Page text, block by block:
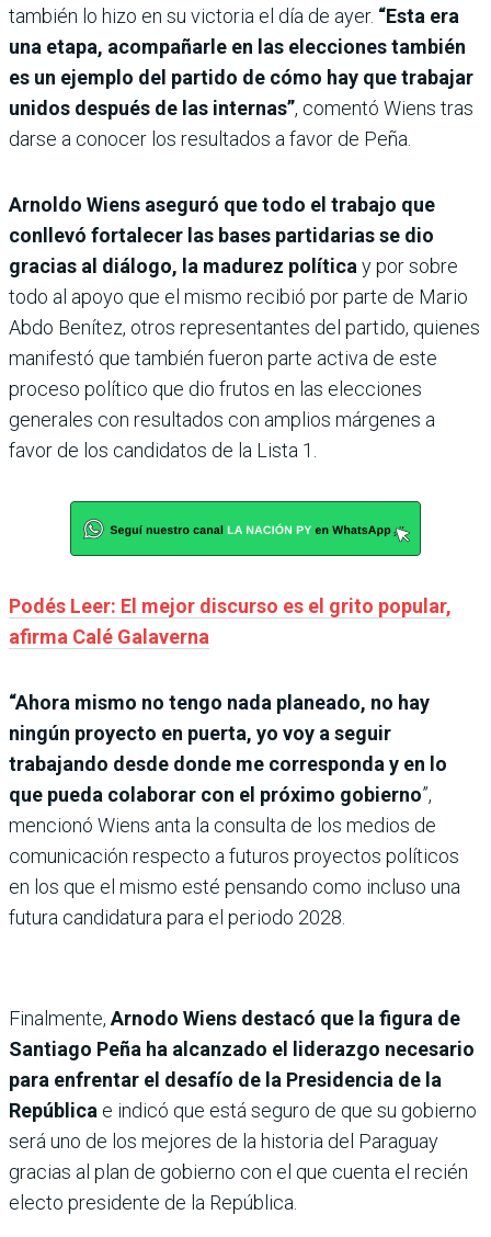
también lo hizo en su victoria el día de ayer. “Esta era
una etapa, acompañarle en las elecciones también
es un ejemplo del partido de cómo hay que trabajar
unidos después de las internas”, comentó Wiens tras
darse a conocer los resultados a favor de Peña.
Arnoldo Wiens aseguró que todo el trabajo que
conllevó fortalecer las bases partidarias se dio
gracias al diálogo, la madurez política y por sobre
todo al apoyo que el mismo recibió por parte de Mario
Abdo Benítez, otros representantes del partido, quienes
manifestó que también fueron parte activa de este
proceso político que dio frutos en las elecciones
generales con resultados con amplios márgenes a
favor de los candidatos de la Lista 1.
Podés Leer: El mejor discurso es el grito popular,
afirma Calé Galaverna
“Ahora mismo no tengo nada planeado, no hay
ningún proyecto en puerta, yo voy a seguir
trabajando desde donde me corresponda y en lo
que pueda colaborar con el próximo gobierno”,
mencionó Wiens anta la consulta de los medios de
comunicación respecto a futuros proyectos políticos
en los que el mismo esté pensando como incluso una
futura candidatura para el periodo 2028.
Finalmente, Arnodo Wiens destacó que la figura de
Santiago Peña ha alcanzado el liderazgo necesario
para enfrentar el desafío de la Presidencia de la
República e indicó que está seguro de que su gobierno
será uno de los mejores de la historia del Paraguay
gracias al plan de gobierno con el que cuenta el recién
electo presidente de la República.